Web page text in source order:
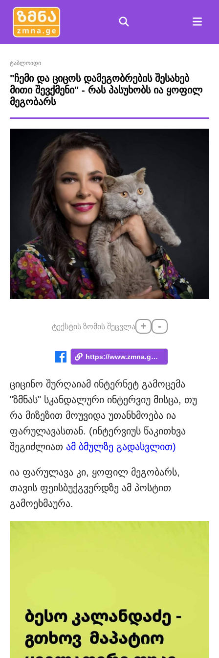
ტაბლოიდი
"ჩემი და ციცოს დამეგობრების შესახებ
მითი შევქმენი" - რას პასუხობს ია ყოფილ
მეგობარს
ტექსტის ზომის შეცვლა + -
https://www.zmna.ge/news/chemi-da-tsitso...
ციცინო შურღაიამ ინტერნეტ გამოცემა
"ზმნას" სკანდალური ინტერვიუ მისცა, თუ
რა მიზეზით მოუვიდა უთანხმოება ია
ფარულავასთან. (ინტერვიუს წაკითხვა
შეგიძლიათ ამ ბმულზე გადასვლით)
ია ფარულავა კი, ყოფილ მეგობარს,
თავის ფეისბუქგვერდზე ამ პოსტით
გამოეხმაურა.